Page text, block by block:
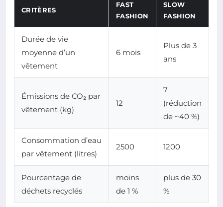
CRITÈRES
FAST
FASHION
SLOW
FASHION
Durée de vie
moyenne d’un
vêtement
6 mois
Plus de 3
ans
Émissions de CO₂ par
vêtement (kg)
12
7
(réduction
de ~40 %)
Consommation d’eau
par vêtement (litres)
2500 1200
Pourcentage de
déchets recyclés
moins
de 1 %
plus de 30
%